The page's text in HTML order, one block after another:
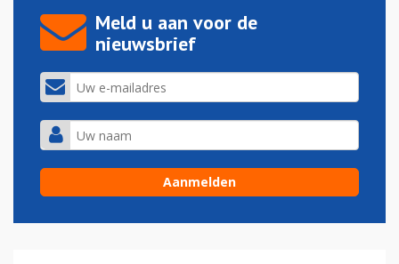
Meld u aan voor de
nieuwsbrief